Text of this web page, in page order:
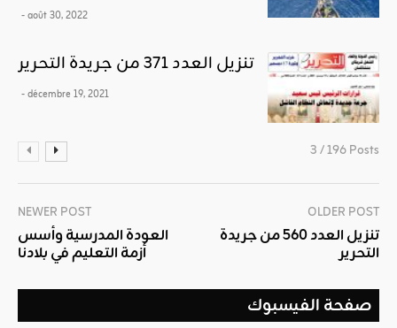
- août 30, 2022
تنزيل العدد 371 من جريدة التحرير
- décembre 19, 2021
3 / 196 Posts
NEWER POST
العودة المدرسية وأسس
أزمة التعليم في بلادنا
OLDER POST
تنزيل العدد 560 من جريدة
التحرير
صفحة الفيسبوك